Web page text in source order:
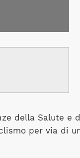
della Salute e
per via di